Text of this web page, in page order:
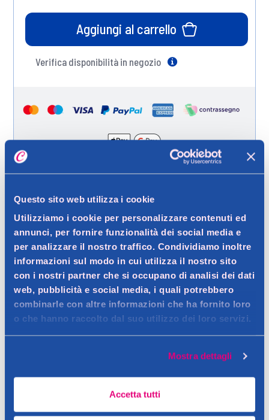
Questo sito web utilizza i cookie
Utilizziamo i cookie per personalizzare contenuti ed
annunci, per fornire funzionalità dei social media e
per analizzare il nostro traffico. Condividiamo inoltre
informazioni sul modo in cui utilizza il nostro sito
con i nostri partner che si occupano di analisi dei dati
web, pubblicità e social media, i quali potrebbero
combinarle con altre informazioni che ha fornito loro
o che hanno raccolto dal suo utilizzo dei loro servizi.
Mostra dettagli
Accetta tutti
Aggiungi al carrello
Verifica disponibilità in negozio
Spedizione gratuita a partire da 49 €
Ritiro in negozio gratuito per i clienti registrati
Dettagli prodotto
Descrizione
Balsamo labbra protettivo idratante con Aloe Vera e Calendula
Balsamo labbra protettivo idratante con Aloe Vera bio e
99,7% ingredienti di origine naturale.